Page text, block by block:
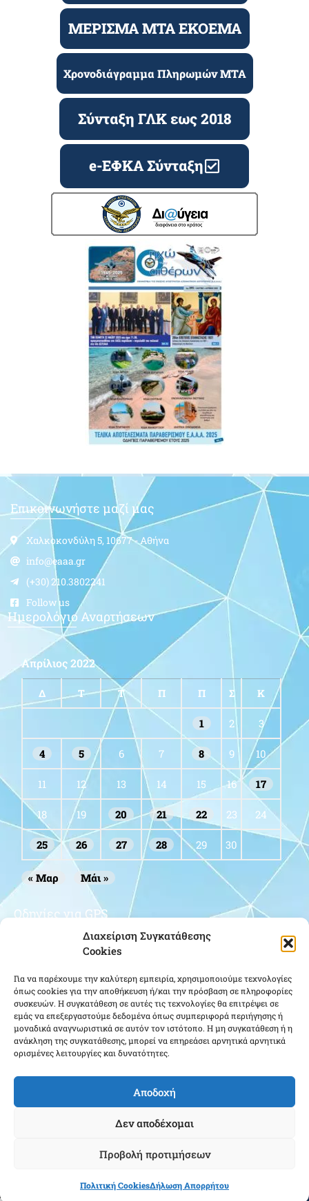
Διαχείριση Συγκατάθεσης
Cookies
Για να παρέχουμε την καλύτερη εμπειρία, χρησιμοποιούμε τεχνολογίες
όπως cookies για την αποθήκευση ή/και την πρόσβαση σε πληροφορίες
συσκευών. Η συγκατάθεση σε αυτές τις τεχνολογίες θα επιτρέψει σε
εμάς να επεξεργαστούμε δεδομένα όπως συμπεριφορά περιήγησης ή
μοναδικά αναγνωριστικά σε αυτόν τον ιστότοπο. Η μη συγκατάθεση ή η
ανάκληση της συγκατάθεσης, μπορεί να επηρεάσει αρνητικά αρνητικά
ορισμένες λειτουργίες και δυνατότητες.
Αποδοχή
Δεν αποδέχομαι
Προβολή προτιμήσεων
Πολιτική CookiesΔήλωση Απορρήτου
ΜΕΡΙΣΜΑ ΜΤΑ ΕΚΟΕΜΑ
Χρονοδιάγραμμα Πληρωμών ΜΤΑ
Σύνταξη ΓΛΚ εως 2018
e-ΕΦΚΑ Σύνταξη
Επικοινωνήστε μαζί μας
Χαλκοκονδύλη 5, 10677 - Αθήνα
info@eaaa.gr
(+30) 210.3802241
Follow us
Ημερολόγιο Αναρτήσεων
Απρίλιος 2022
Δ Τ Τ Π Π Σ Κ
1 2 3
4 5 6 7 8 9 10
11 12 13 14 15 16 17
18 19 20 21 22 23 24
25 26 27 28 29 30
« Μαρ Μάι »
Οδηγίες για GPS
Κάντε κλικ για να αποδεχτείτε cookies
εμπορικής προώθησης και να
Powered & Created byCloudmanager.gr